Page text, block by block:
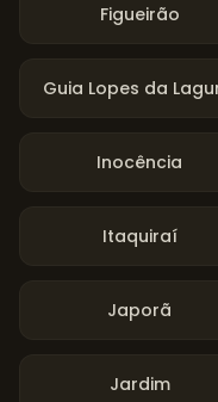
Figueirão
Guia Lopes da
Inocência
Itaquiraí
Japorã
Jardim